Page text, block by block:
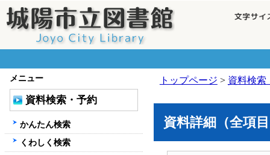
トップページ > 資料検索
資料詳細（全項
メニュー
資料検索・予約
かんたん検索
くわしく検索